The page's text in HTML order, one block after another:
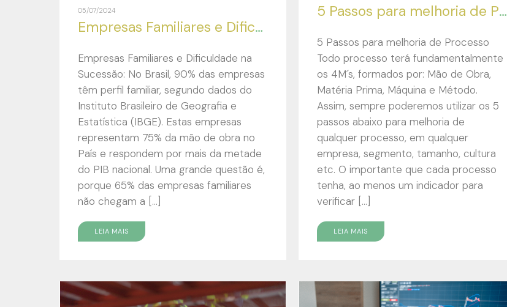
5 Passos para melhoria de Processo
5 Passos para melhoria de Processo
Todo processo terá fundamentalmente
os 4M´s, formados por: Mão de Obra,
Matéria Prima, Máquina e Método.
Assim, sempre poderemos utilizar os 5
passos abaixo para melhoria de
qualquer processo, em qualquer
empresa, segmento, tamanho, cultura
etc. O importante que cada processo
tenha, ao menos um indicador para
verificar […]
LEIA MAIS
05/07/2024
Empresas Familiares e Dificuldade na Sucessão:
Empresas Familiares e Dificuldade na
Sucessão: No Brasil, 90% das empresas
têm perfil familiar, segundo dados do
Instituto Brasileiro de Geografia e
Estatística (IBGE). Estas empresas
representam 75% da mão de obra no
País e respondem por mais da metade
do PIB nacional. Uma grande questão é,
porque 65% das empresas familiares
não chegam a […]
LEIA MAIS